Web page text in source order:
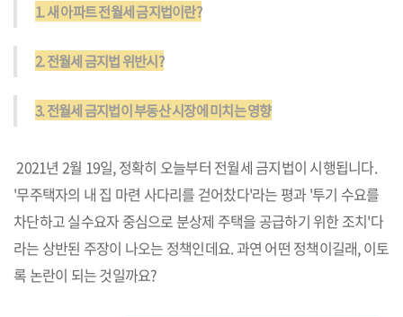
1. 새 아파트 전월세 금지법이란?
2. 전월세 금지법 위반시?
3. 전월세 금지법이 부동산 시장에 미치는 영향
2021년 2월 19일, 정확히 오늘부터 전월세 금지법이 시행됩니다.
'무주택자의 내 집 마련 사다리를 걷어찼다'라는 평과 '투기 수요를
차단하고 실수요자 중심으로 분상제 주택을 공급하기 위한 조치'다
라는 상반된 주장이 나오는 정책인데요. 과연 어떤 정책이길래, 이토
록 논란이 되는 것일까요?